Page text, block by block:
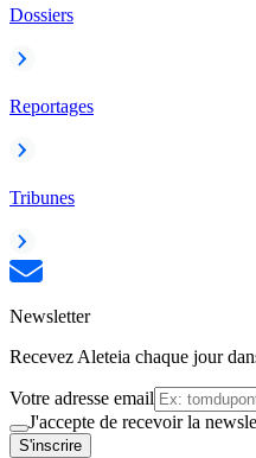
Dossiers
Reportages
Tribunes
Newsletter
Recevez Aleteia chaque jour
Votre adresse email
J'accepte de recevoir la
S'inscrire